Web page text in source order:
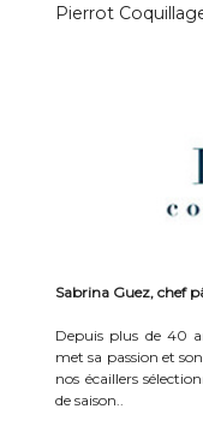
Pierrot
Sabrina Guez, chef
Depuis plus de 40
met sa passion et
nos écaillers
de saison..